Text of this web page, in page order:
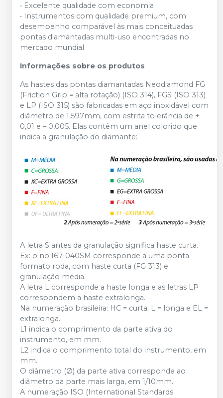
• Excelente qualidade com economia
• Instrumentos com qualidade premium, com
desempenho comparável às mais conceituadas
pontas diamantadas multi-uso encontradas no
mercado mundial
Informações sobre os produtos
As hastes das pontas diamantadas Neodiamond FG
(Friction Grip = alta rotação) (ISO 314), FGS (ISO 313)
e LP (ISO 315) são fabricadas em aço inoxidável com
diâmetro de 1,597mm, com estrita tolerância de +
0,01 e – 0,005. Elas contêm um anel colorido que
indica a granulação do diamante:
A letra S antes da granulação significa haste curta.
Ex: o no.167-040SM corresponde a uma ponta
formato roda, com haste curta (FG 313) e
granulação média.
A letra L corresponde a haste longa e as letras LP
correspondem a haste extralonga.
Na numeração brasileira: HC = curta; L = longa e EL =
extralonga.
L1 indica o comprimento da parte ativa do
instrumento, em mm.
L2 indica o comprimento total do instrumento, em
mm.
O diâmetro (Ø) da parte ativa corresponde ao
diâmetro da parte mais larga, em 1/10mm.
A numeração ISO (International Standards